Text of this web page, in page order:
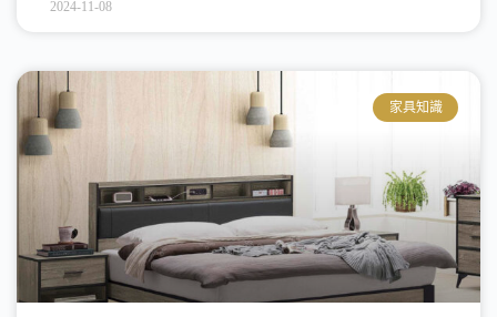
2024-11-08
家具知識